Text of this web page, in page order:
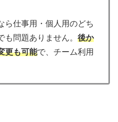
ら仕事用・個人用のどち
も問題ありません。後か
更も可能で、チーム利用